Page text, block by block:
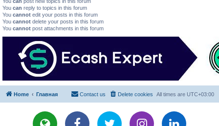
You can reply to topics in this forum
You cannot edit your posts in this forum
You cannot delete your posts in this forum
You cannot post attachments in this forum
Home Главная All times are UTC+03:00
Delete cookies
Contact us